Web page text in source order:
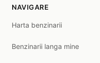
NAVIGARE
Harta benzinarii
Benzinarii langa mine